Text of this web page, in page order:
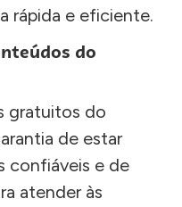
rápida e eficiente.
do
gratuitos do
de estar
confiáveis e de
atender às